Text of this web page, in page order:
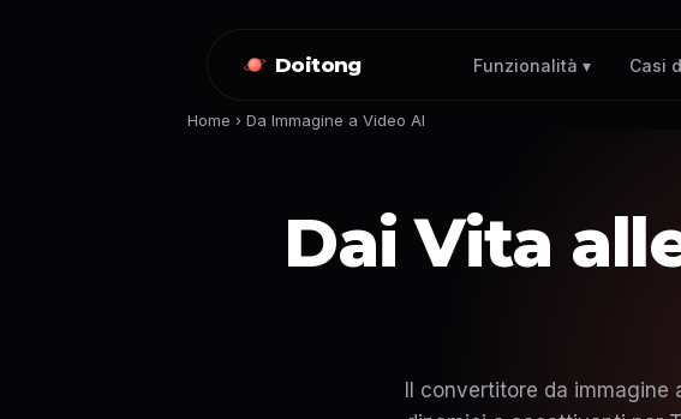
Doitong Funzionalità ▾ Casi
Home › Da Immagine a Video AI
Dai Vita
Il convertitore da